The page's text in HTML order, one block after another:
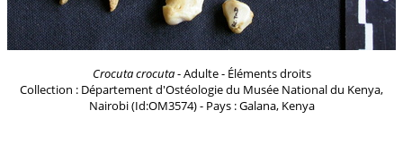
Crocuta crocuta- Adulte - Éléments droits
Collection : Département d'Ostéologie du Musée National du Kenya,
Nairobi (Id:OM3574) - Pays : Galana, Kenya